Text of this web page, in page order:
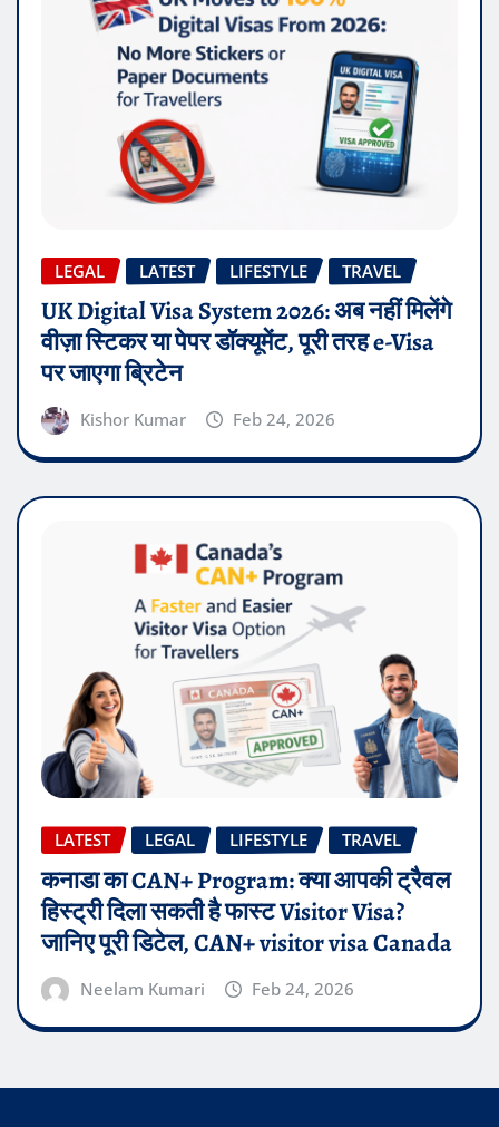
LEGAL LATEST LIFESTYLE TRAVEL
UK Digital Visa System 2026: अब नहीं मिलेंगे
वीज़ा स्टिकर या पेपर डॉक्यूमेंट, पूरी तरह e-Visa
पर जाएगा ब्रिटेन
Kishor Kumar Feb 24, 2026
LATEST LEGAL LIFESTYLE TRAVEL
कनाडा का CAN+ Program: क्या आपकी ट्रैवल
हिस्ट्री दिला सकती है फास्ट Visitor Visa?
जानिए पूरी डिटेल, CAN+ visitor visa Canada
Neelam Kumari Feb 24, 2026